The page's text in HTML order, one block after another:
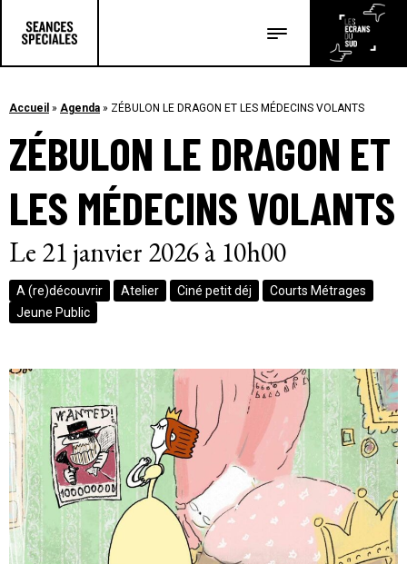
Les articles
Accueil » Agenda » ZÉBULON LE DRAGON ET LES MÉDECINS VOLANTS
ZÉBULON LE DRAGON ET
LES MÉDECINS VOLANTS
Le 21 janvier 2026 à 10h00
A (re)découvrir Atelier Ciné petit déj
Courts Métrages
Jeune Public